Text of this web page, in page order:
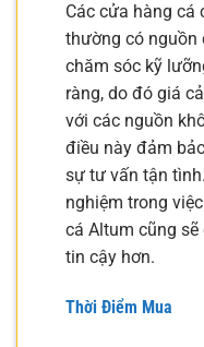
Các cửa hàng cá
thường có nguồn
chăm sóc kỹ
ràng, do đó giá
với các nguồn
điều này đảm
sự tư vấn tận
nghiệm trong
cá Altum cũng
tin cậy hơn.
Thời Điểm Mua